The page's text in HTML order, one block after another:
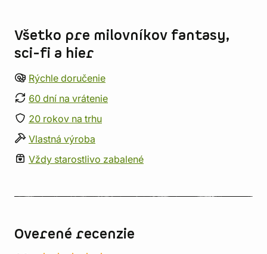
Všetko pre milovníkov fantasy,
sci-fi a hier
Rýchle doručenie
60 dní na vrátenie
20 rokov na trhu
Vlastná výroba
Vždy starostlivo zabalené
Overené recenzie